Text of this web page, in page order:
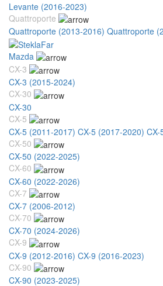
Levante (2016-2023)
Quattroporte
Quattroporte (2013-2016) Quattroporte
Mazda
CX-3
CX-3 (2015-2024)
CX-30
CX-30
CX-5
CX-5 (2011-2017) CX-5 (2017-2020) CX-
CX-50
CX-50 (2022-2025)
CX-60
CX-60 (2022-2026)
CX-7
CX-7 (2006-2012)
CX-70
CX-70 (2024-2026)
CX-9
CX-9 (2012-2016) CX-9 (2016-2023)
CX-90
CX-90 (2023-2025)